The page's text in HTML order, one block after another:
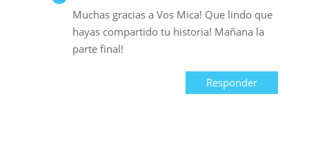
Muchas gracias a Vos Mica! Que lindo que
hayas compartido tu historia! Mañana la
parte final!
Responder